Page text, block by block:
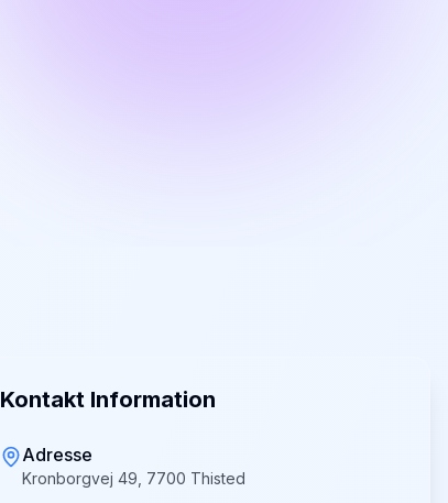
Kontakt Information
Adresse
Kronborgvej 49, 7700 Thisted